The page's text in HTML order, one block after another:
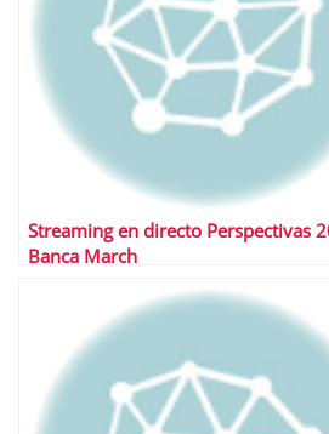
Streaming en directo Perspectivas
Banca March